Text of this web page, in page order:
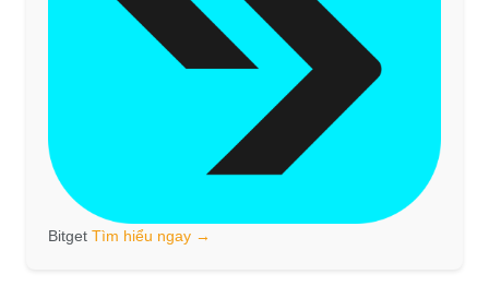
Bitget Tìm hiểu ngay →